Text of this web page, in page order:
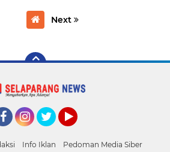
Next
Info Iklan Pedoman Media Siber